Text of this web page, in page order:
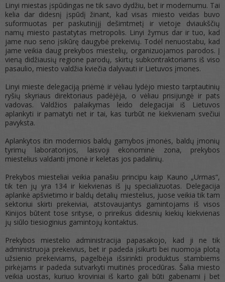
Linyi miestas įspūdingas ne tik savo dydžiu, bet ir modernumu. Tai
kelia dar didesnį įspūdį žinant, kad visas miesto veidas buvo
suformuotas per paskutinįjį dešimtmetį ir vietoje dviaukščių
namų miesto pastatytas metropolis. Linyi žymus dar ir tuo, kad
jame nuo seno įsikūrę daugybė prekeivių. Todėl nenuostabu, kad
jame veikia daug prekybos miestelių, organizuojamos parodos. Į
vieną didžiausių regione parodų, skirtų subkontraktoriams iš viso
pasaulio, miesto valdžia kviečia dalyvauti ir Lietuvos įmones.
Linyi mieste delegaciją priėmė ir vėliau lydėjo miesto tarptautinių
ryšių skyriaus direktoriaus padėjėja, o vėliau prisijungė ir pats
vadovas. Valdžios palaikymas leido delegacijai iš Lietuvos
aplankyti ir pamatyti net ir tai, kas turbūt ne kiekvienam svečiui
pavyksta.
Aplankytos itin modernios baldų gamybos įmonės, baldų įmonių
tyrimų laboratorijos, laisvoji ekonominė zona, prekybos
miestelius valdanti įmonė ir keletas jos padalinių.
Prekybos miesteliai veikia panašiu principu kaip Kauno „Urmas“,
tik ten jų yra 134 ir kiekvienas iš jų specializuotas. Delegacija
aplankė apšvietimo ir baldų detalių miestelius, juose veikia tik tam
sektoriui skirti prekeiviai, atstovaujantys gamintojams iš visos
Kinijos būtent tose srityse, o prireikus didesnių kiekių kiekvienas
jų siūlo tiesioginius gamintojų kontaktus.
Prekybos miestelio administracija papasakojo, kad ji ne tik
administruoja prekeivius, bet ir padeda įsikurti bei nuomoja plotą
užsienio prekeiviams, pagelbėja išsirinkti produktus stambiems
pirkėjams ir padeda sutvarkyti muitinės procedūras. Šalia miesto
veikia uostas, kuriuo kroviniai iš karto gali būti gabenami į bet